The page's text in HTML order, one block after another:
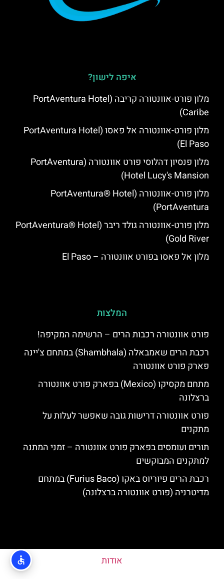
איפה לישון?
מלון פורט-אוונטורה קריבה (PortAventura Hotel
Caribe)
מלון פורט-אוונטורה אל פאסו (PortAventura Hotel
El Paso)
מלון פנסיון דהלוסי פורט אוונטורה (PortAventura
Hotel Lucy's Mansion‬)
מלון פורט-אוונטורה (PortAventura® Hotel
PortAventura)
מלון פורט-אוונטורה גולד ריבר (PortAventura® Hotel
Gold River)
מלון אל פאסו בפורט אוונטורה – El Paso
המלצות
פורט אוונטורה רכבות הרים – הרשימה המקיפה!
רכבת הרים שאמבאלה (Shambhala) במתחם צ'יינה
פארק פורט אוונטורה
מתחם מקסיקו (Mexico) בפארק פורט אוונטורה
ברצלונה
פורט אוונטורה דרישות גובה שאפשר לעלות על
מתקנים
תורים ועומסים בפארק פורט אוונטורה – זמני המתנה
למתקנים המבוקשים
רכבת הרים פיוריוס באקו (Furius Baco) במתחם
מדיטרניה (פורט אוונטורה ברצלונה)
אודות